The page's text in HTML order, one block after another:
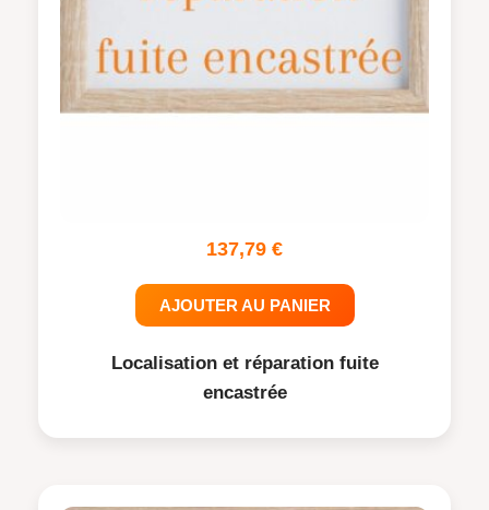
137,79 €
AJOUTER AU PANIER
Localisation et réparation fuite
encastrée